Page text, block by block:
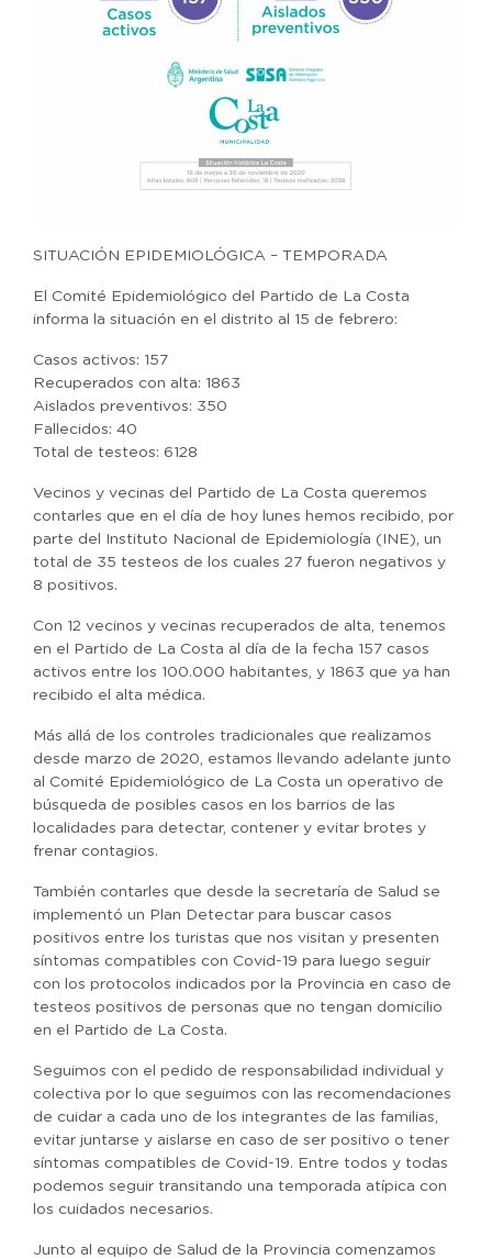
SITUACIÓN EPIDEMIOLÓGICA – TEMPORADA
El Comité Epidemiológico del Partido de La Costa
informa la situación en el distrito al 15 de febrero:
Casos activos: 157
Recuperados con alta: 1863
Aislados preventivos: 350
Fallecidos: 40
Total de testeos: 6128
Vecinos y vecinas del Partido de La Costa queremos
contarles que en el día de hoy lunes hemos recibido, por
parte del Instituto Nacional de Epidemiología (INE), un
total de 35 testeos de los cuales 27 fueron negativos y
8 positivos.
Con 12 vecinos y vecinas recuperados de alta, tenemos
en el Partido de La Costa al día de la fecha 157 casos
activos entre los 100.000 habitantes, y 1863 que ya han
recibido el alta médica.
Más allá de los controles tradicionales que realizamos
desde marzo de 2020, estamos llevando adelante junto
al Comité Epidemiológico de La Costa un operativo de
búsqueda de posibles casos en los barrios de las
localidades para detectar, contener y evitar brotes y
frenar contagios.
También contarles que desde la secretaría de Salud se
implementó un Plan Detectar para buscar casos
positivos entre los turistas que nos visitan y presenten
síntomas compatibles con Covid-19 para luego seguir
con los protocolos indicados por la Provincia en caso de
testeos positivos de personas que no tengan domicilio
en el Partido de La Costa.
Seguimos con el pedido de responsabilidad individual y
colectiva por lo que seguimos con las recomendaciones
de cuidar a cada uno de los integrantes de las familias,
evitar juntarse y aislarse en caso de ser positivo o tener
síntomas compatibles de Covid-19. Entre todos y todas
podemos seguir transitando una temporada atípica con
los cuidados necesarios.
Junto al equipo de Salud de la Provincia comenzamos